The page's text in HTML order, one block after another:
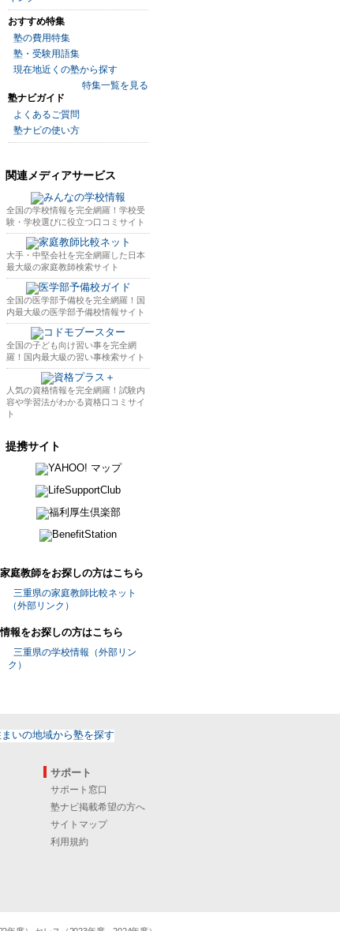
おすすめ特集
塾の費用特集
塾・受験用語集
現在地近くの塾から探す
特集一覧を見る
塾ナビガイド
よくあるご質問
塾ナビの使い方
関連メディアサービス
全国の学校情報を完全網羅！学校受
験・学校選びに役立つ口コミサイト
大手・中堅会社を完全網羅した日本
最大級の家庭教師検索サイト
全国の医学部予備校を完全網羅！国
内最大級の医学部予備校情報サイト
全国の子ども向け習い事を完全網
羅！国内最大級の習い事検索サイト
人気の資格情報を完全網羅！試験内
容や学習法がわかる資格口コミサイ
ト
提携サイト
家庭教師をお探しの方はこちら
三重県の家庭教師比較ネット
（外部リンク）
情報をお探しの方はこちら
三重県の学校情報（外部リン
ク）
サポート
サポート窓口
塾ナビ掲載希望の方へ
サイトマップ
利用規約